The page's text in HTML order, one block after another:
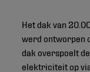
Het dak van
werd ontworpen
dak overspoelt
elektriciteit op